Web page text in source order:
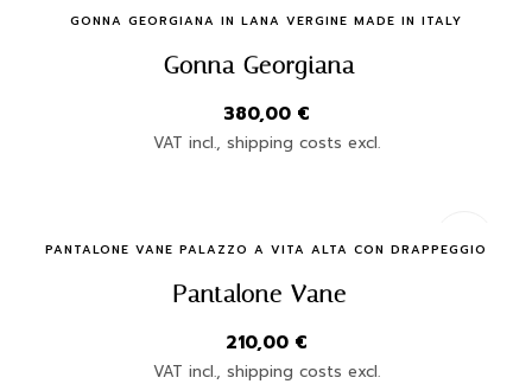
Quick Buy
GONNA GEORGIANA IN LANA VERGINE MADE IN ITALY
Gonna Georgiana
380,00 €
VAT incl., shipping costs excl.
Quick Buy
PANTALONE VANE PALAZZO A VITA ALTA CON DRAPPEGGIO
Pantalone Vane
210,00 €
VAT incl., shipping costs excl.